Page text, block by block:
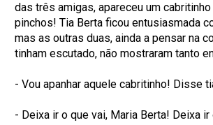
das três amigas, apareceu um
pinchos! Tia Berta ficou entusiasmada
mas as outras duas, ainda a pensar na
tinham escutado, não mostraram tanto
- Vou apanhar aquele cabritinho! Disse
- Deixa ir o que vai, Maria Berta! Deixa ir